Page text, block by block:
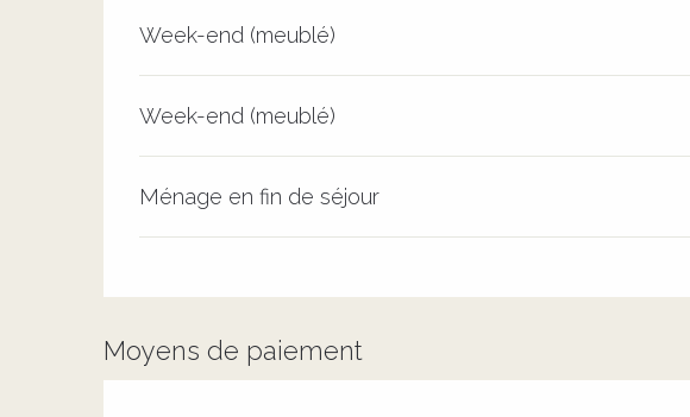
Week-end (meublé)
Week-end (meublé)
Ménage en fin de séjour
Moyens de paiement